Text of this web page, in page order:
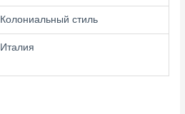
Колониальный стиль
Италия